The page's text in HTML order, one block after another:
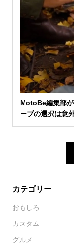
MotoBe編集部
ーブの選択は意
カテゴリー
おもしろ
カスタム
グルメ